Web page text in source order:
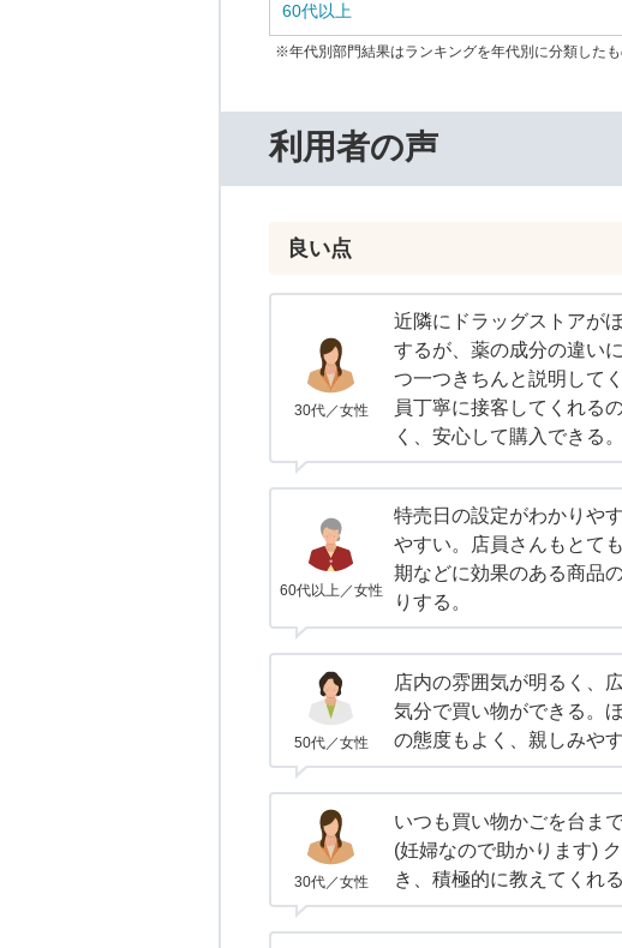
60代以上
※年代別部門結果はランキングを年代別に分類したも
利用者の声
良い点
30代／女性
近隣にドラッグストアが
するが、薬の成分の違い
つ一つきちんと説明して
員丁寧に接客してくれる
く、安心して購入できる。
60代以上／女性
特売日の設定がわかりや
やすい。店員さんもとて
期などに効果のある商品
りする。
50代／女性
店内の雰囲気が明るく、
気分で買い物ができる。
の態度もよく、親しみやす
30代／女性
いつも買い物かごを台ま
(妊婦なので助かります)
き、積極的に教えてくれる